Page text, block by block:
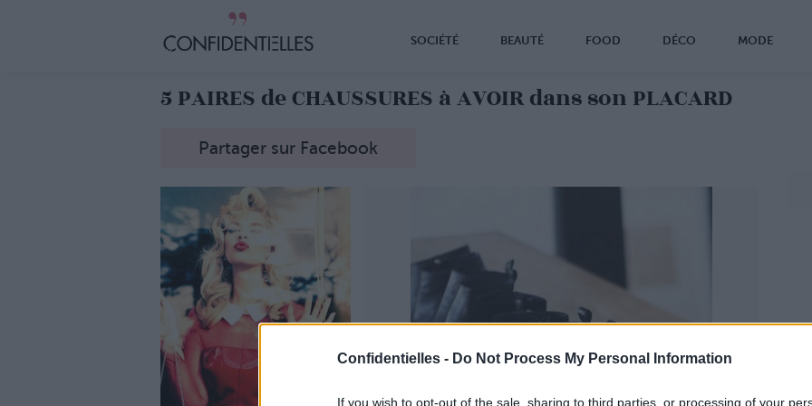
Confidentielles - Do Not Process My Personal Information
If you wish to opt-out of the sale, sharing to third parties, or processing of your
SOCIÉTÉ BEAUTÉ FOOD DÉCO MODE
5 PAIRES de CHAUSSURES à AVOIR dans son PLACARD
Partager sur Facebook